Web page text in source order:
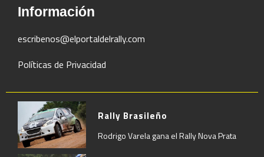
Rally Brasileño
Rodrigo Varela gana el Rally Nova Prata
Información
escribenos@elportaldelrally.com
Políticas de Privacidad